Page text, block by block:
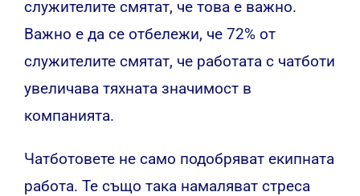
служителите смятат, че това е важно.
Важно е да се отбележи, че 72% от
служителите смятат, че работата с чатботи
увеличава тяхната значимост в
компанията.
Чатботовете не само подобряват екипната
работа. Те също така намаляват стреса